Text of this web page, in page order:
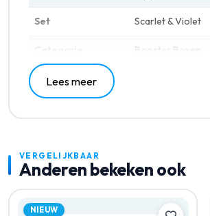
Set Scarlet & Violet
Booster Boxen
Lees meer
VERGELIJKBAAR
Anderen bekeken ook
NIEUW